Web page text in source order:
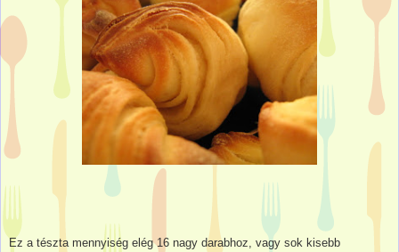
Ez a tészta mennyiség elég 16 nagy darabhoz, vagy sok kisebb